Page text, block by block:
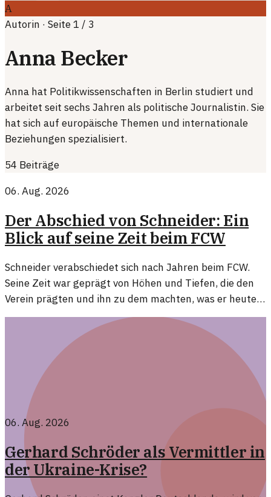
A
Autorin · Seite1 / 3
Anna Becker
Anna hat Politikwissenschaften in Berlin studiert und
arbeitet seit sechs Jahren als politische Journalistin. Sie
hat sich auf europäische Themen und internationale
Beziehungen spezialisiert.
54 Beiträge
06. Aug. 2026
Der Abschied von Schneider: Ein
Blick auf seine Zeit beim FCW
Schneider verabschiedet sich nach Jahren beim FCW.
Seine Zeit war geprägt von Höhen und Tiefen, die den
Verein prägten und ihn zu dem machten, was er heute
ist.
06. Aug. 2026
Gerhard Schröder als Vermittler in
der Ukraine-Krise?